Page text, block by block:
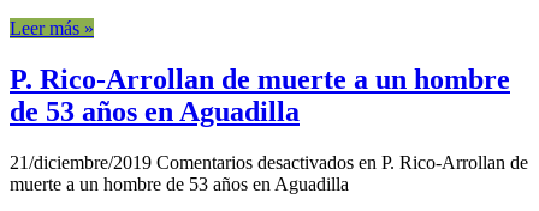
Leer más »
P. Rico-Arrollan de muerte a un hombre
de 53 años en Aguadilla
21/diciembre/2019 Comentarios desactivados en P. Rico-Arrollan de
muerte a un hombre de 53 años en Aguadilla